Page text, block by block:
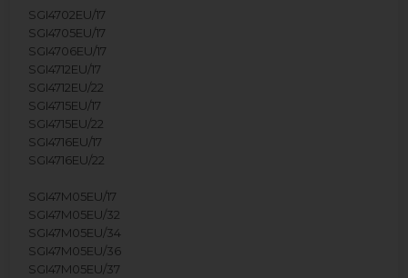
SGI4702EU/17
SGI4705EU/17
SGI4706EU/17
SGI4712EU/17
SGI4712EU/22
SGI4715EU/17
SGI4715EU/22
SGI4716EU/17
SGI4716EU/22
SGI47M05EU/17
SGI47M05EU/32
SGI47M05EU/34
SGI47M05EU/36
SGI47M05EU/37